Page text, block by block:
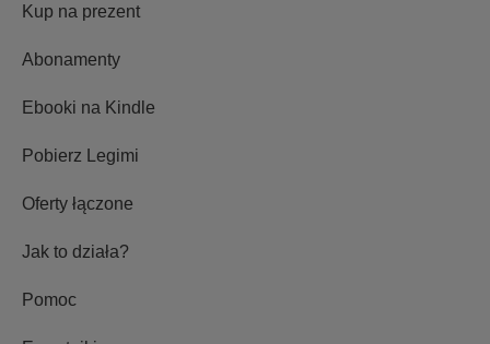
Kup na prezent
Abonamenty
Ebooki na Kindle
Pobierz Legimi
Oferty łączone
Jak to działa?
Pomoc